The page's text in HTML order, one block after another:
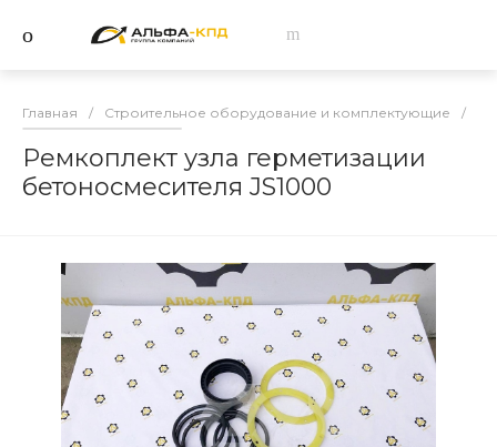
Главная / Строительное оборудование и комплектующие /
Ремкоплект узла герметизации
бетоносмесителя JS1000